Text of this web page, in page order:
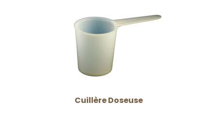
Cuillère Doseuse